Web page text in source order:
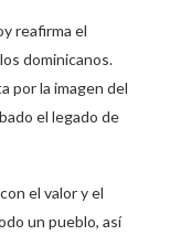
reafirma el
dominicanos.
por la imagen del
el legado de
el valor y el
un pueblo, así